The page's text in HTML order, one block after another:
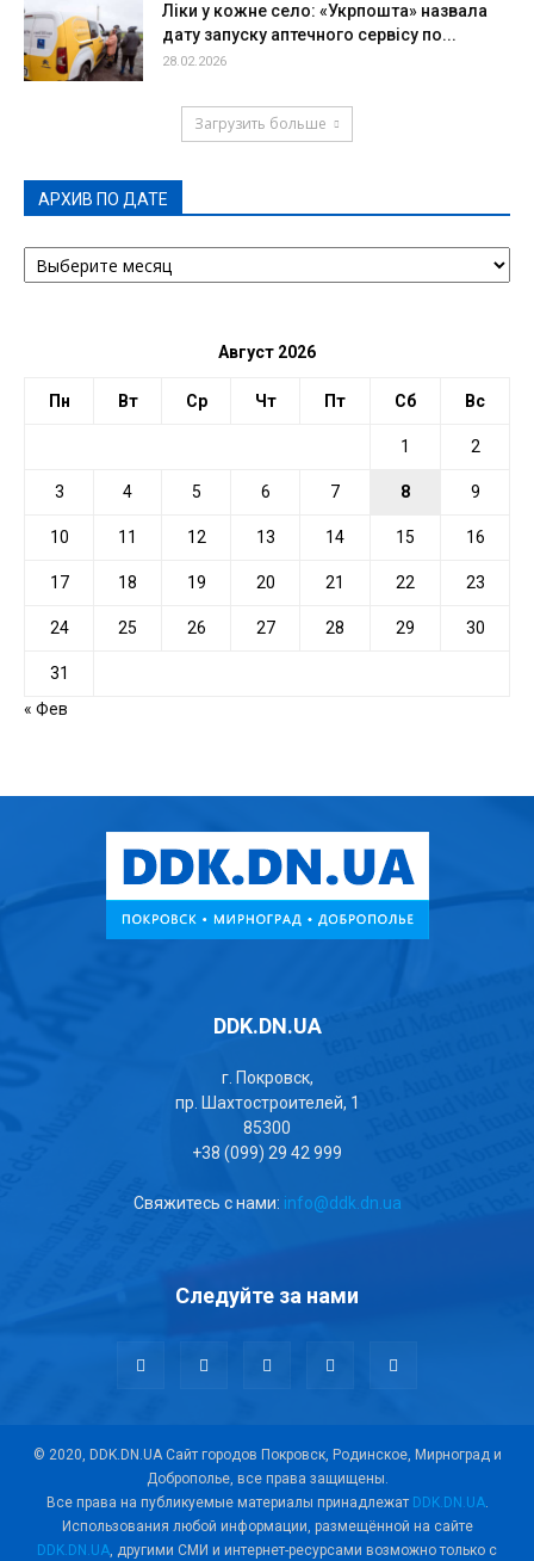
Ліки у кожне село: «Укрпошта» назвала
дату запуску аптечного сервісу по...
28.02.2026
Загрузить больше
АРХИВ ПО ДАТЕ
АРХИВ
ПО
Август 2026
Пн Вт Ср Чт Пт Сб Вс
1 2
3 4 5 6 7 8 9
10 11 12 13 14 15 16
17 18 19 20 21 22 23
24 25 26 27 28 29 30
31
« Фев
DDK.DN.UA
г. Покровск,
пр. Шахтостроителей, 1
85300
+38 (099) 29 42 999
Свяжитесь с нами: info@ddk.dn.ua
Следуйте за нами
© 2020, DDK.DN.UA Сайт городов Покровск, Родинское, Мирноград и
Доброполье, все права защищены.
Все права на публикуемые материалы принадлежат DDK.DN.UA.
Использования любой информации, размещённой на сайте
DDK.DN.UA, другими СМИ и интернет-ресурсами возможно только с